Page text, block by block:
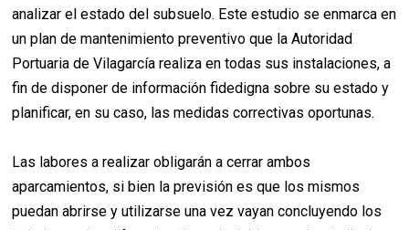
analizar el estado del subsuelo. Este estudio se enmarca en
un plan de mantenimiento preventivo que la Autoridad
Portuaria de Vilagarcía realiza en todas sus instalaciones, a
fin de disponer de información fidedigna sobre su estado y
planificar, en su caso, las medidas correctivas oportunas.
Las labores a realizar obligarán a cerrar ambos
aparcamientos, si bien la previsión es que los mismos
puedan abrirse y utilizarse una vez vayan concluyendo los